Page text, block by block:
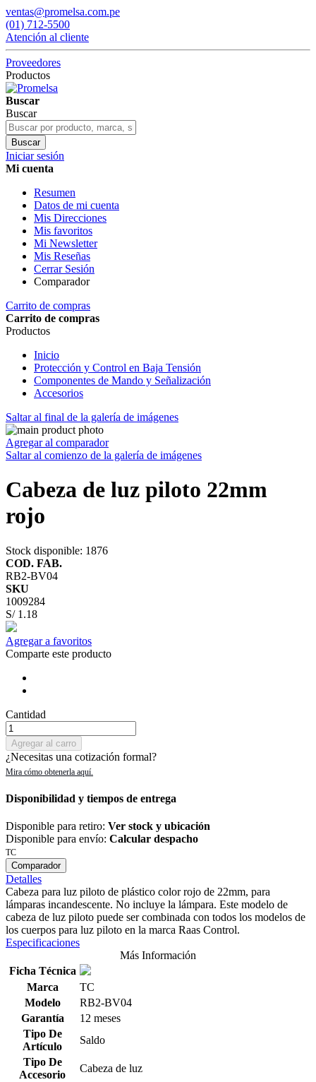
ventas@promelsa.com.pe
(01) 712-5500
Atención al cliente
Proveedores
Productos
Buscar
Buscar
Buscar
Iniciar sesión
Mi cuenta
Resumen
Datos de mi cuenta
Mis Direcciones
Mis favoritos
Mi Newsletter
Mis Reseñas
Cerrar Sesión
Comparador
Carrito de compras
Carrito de compras
Productos
Inicio
Protección y Control en Baja Tensión
Componentes de Mando y Señalización
Accesorios
Saltar al final de la galería de imágenes
Agregar al comparador
Saltar al comienzo de la galería de imágenes
Cabeza de luz piloto 22mm
rojo
Stock disponible: 1876
COD. FAB.
RB2-BV04
SKU
1009284
S/ 1.18
Agregar a favoritos
Comparte este producto
Cantidad
Agregar al carro
¿Necesitas una cotización formal?
Disponibilidad y tiempos de entrega
Disponible para retiro: Ver stock y ubicación
Disponible para envío: Calcular despacho
TC
Comparador
Detalles
Cabeza para luz piloto de plástico color rojo de 22mm, para
lámparas incandescente. No incluye la lámpara. Este modelo de
cabeza de luz piloto puede ser combinada con todos los modelos de
los cuerpos para luz piloto en la marca Raas Control.
Especificaciones
Más Información
Ficha Técnica
Marca
TC
Modelo
RB2-BV04
Garantía
12 meses
Tipo De
Artículo
Saldo
Tipo De
Accesorio
Cabeza de luz